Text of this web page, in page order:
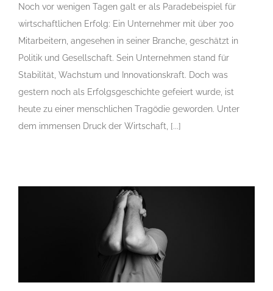
Noch vor wenigen Tagen galt er als Paradebeispiel für
wirtschaftlichen Erfolg: Ein Unternehmer mit über 700
Mitarbeitern, angesehen in seiner Branche, geschätzt in
Politik und Gesellschaft. Sein Unternehmen stand für
Stabilität, Wachstum und Innovationskraft. Doch was
gestern noch als Erfolgsgeschichte gefeiert wurde, ist
heute zu einer menschlichen Tragödie geworden. Unter
dem immensen Druck der Wirtschaft, [...]